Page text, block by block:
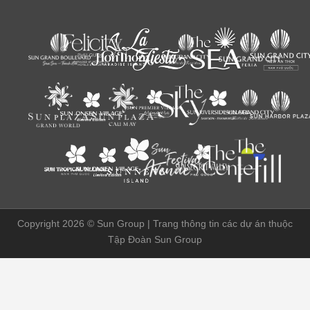
Copyright 2026 © Sun Group | Trang thông tin các dự án thuộc
Tập Đoàn Sun Group